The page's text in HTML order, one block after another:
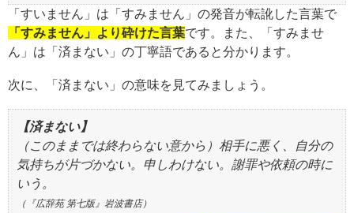
「すいません」は「すみません」の発音が転訛した言葉で
「すみません」より砕けた言葉です。また、「すみませ
ん」は「済まない」の丁寧語であると分かります。
次に、「済まない」の意味を見てみましょう。
【済まない】
（このままでは終わらない意から）相手に悪く、自分の
気持ちが片づかない。申しわけない。謝罪や依頼の時に
いう。
（『広辞苑 第七版』岩波書店）